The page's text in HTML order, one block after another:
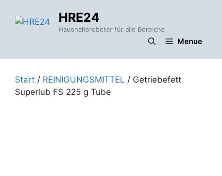
Inhalt
HRE24
Haushaltsroboter für alle Bereiche
Menue
Start / REINIGUNGSMITTEL / Getriebefett
Superlub FS 225 g Tube